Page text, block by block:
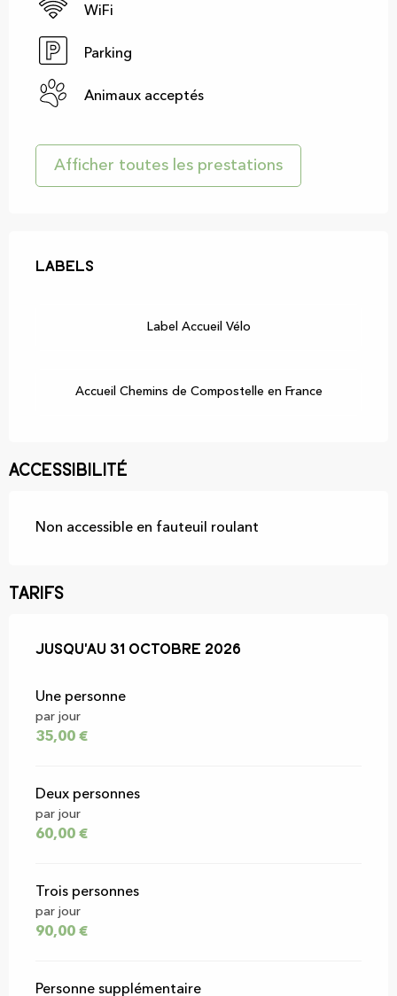
WiFi
Parking
Animaux acceptés
Afficher toutes les prestations
Labels
Labels
Label Accueil Vélo
Accueil Chemins de Compostelle en France
Accessibilité
Non accessible en fauteuil roulant
Tarifs
Du1 avril 2026au31 octobre 2026
Jusqu'au 31 octobre 2026
Une personne
par jour
35,00 €
Deux personnes
par jour
60,00 €
Trois personnes
par jour
90,00 €
Personne supplémentaire